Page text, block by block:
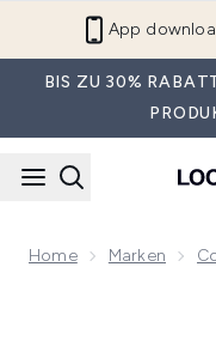
App
BIS ZU 30%
Home Marken